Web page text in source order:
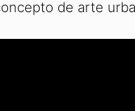
de arte